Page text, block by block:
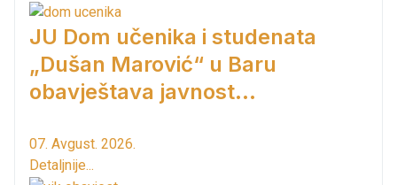
JU Dom učenika i studenata
„Dušan Marović“ u Baru
obavještava javnost...
07. Avgust. 2026.
Detaljnije...